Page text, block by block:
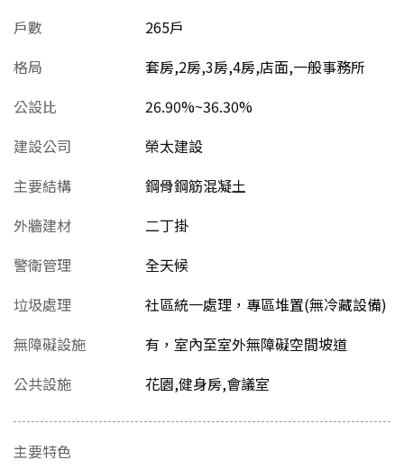
戶數
265戶
格局
套房,2房,3房,4房,店面,一般事務所
公設比
26.90%~36.30%
建設公司
榮太建設
主要結構
鋼骨鋼筋混凝土
外牆建材
二丁掛
警衛管理
全天候
垃圾處理
社區統一處理，專區堆置(無冷藏設備)
無障礙設施
有，室內至室外無障礙空間坡道
公共設施
花園,健身房,會議室
主要特色